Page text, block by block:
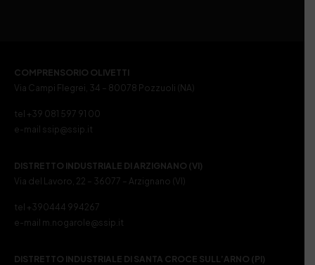
COMPRENSORIO OLIVETTI
Via Campi Flegrei, 34 – 80078 Pozzuoli (NA)
tel +39 081 597 91 00
e-mail ssip@ssip.it
DISTRETTO INDUSTRIALE DI ARZIGNANO (VI)
Via del Lavoro, 22 – 36077 – Arzignano (VI)
tel +390444 994267
e-mail m.nogarole@ssip.it
DISTRETTO INDUSTRIALE DI SANTA CROCE SULL’ARNO (PI)